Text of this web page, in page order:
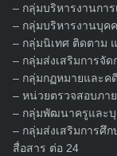
Search
– กลุ่มบริหารงานกา
– กลุ่มบริหารงานบุค
– กลุ่มนิเทศ ติดตาม
– กลุ่มส่งเสริมการจัด
– กลุ่มกฏหมายและค
– หน่วยตรวจสอบภา
– กลุ่มพัฒนาครูและบุ
– กลุ่มส่งเสริมการศึ
สื่อสาร ต่อ 24